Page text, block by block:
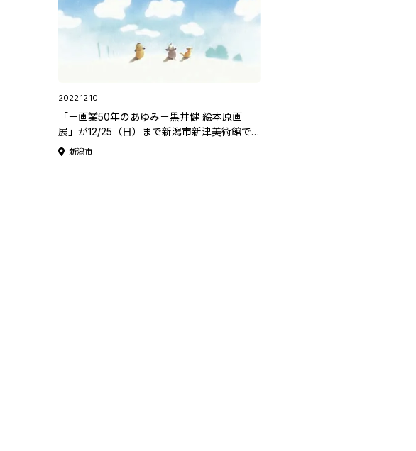
2022.12.10
「－画業50年のあゆみ－黒井健 絵本原画
展」が12/25（日）まで新潟市新津美術館で
開催中
新潟市